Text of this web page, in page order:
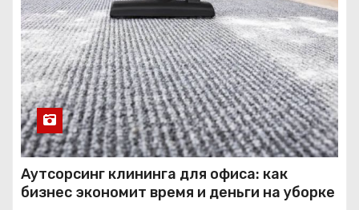
Аутсорсинг клининга для офиса: как
бизнес экономит время и деньги на уборке